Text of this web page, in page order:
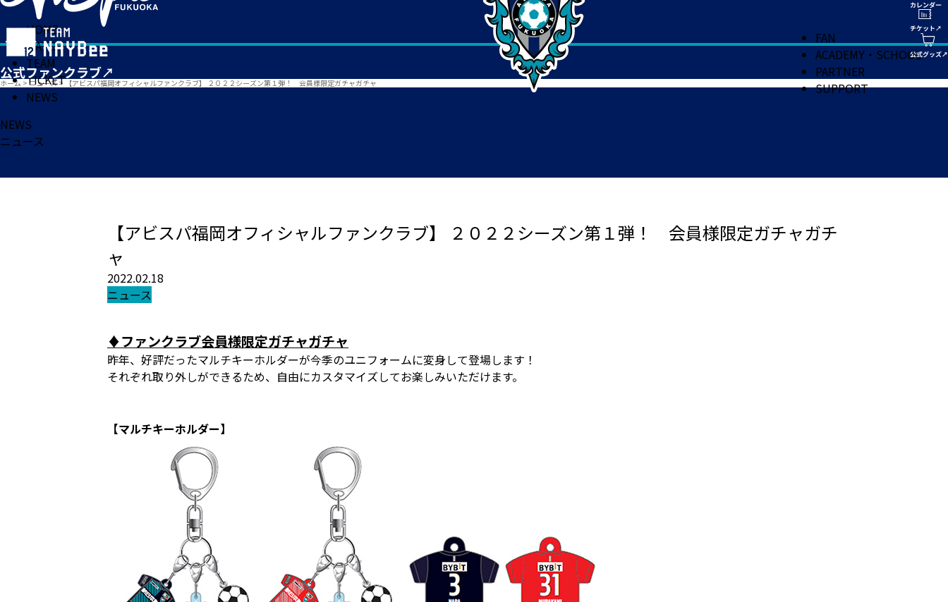
HOME
MATCH
TEAM
TICKET
NEWS
FAN
ACADEMY・SCHOOL
PARTNER
SUPPORT
ホーム > ニュース> 【アビスパ福岡オフィシャルファンクラブ】 ２０２２シーズン第１弾！ 会員様限定ガチャガチャ
NEWS
ニュース
【アビスパ福岡オフィシャルファンクラブ】 ２０２２シーズン第１弾！ 会員様限定ガチャガチ
ャ
2022.02.18
ニュース
♦ファンクラブ会員様限定ガチャガチャ
昨年、好評だったマルチキーホルダーが今季のユニフォームに変身して登場します！
それぞれ取り外しができるため、自由にカスタマイズしてお楽しみいただけます。
【マルチキーホルダー】